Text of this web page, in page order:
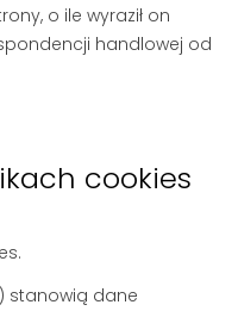
o ile wyraził on
handlowej od
cookies
stanowią dane